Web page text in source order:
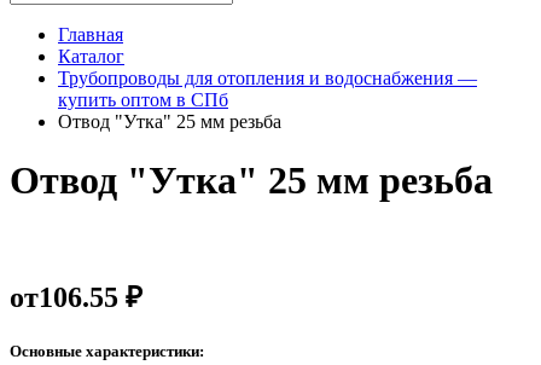
Главная
Каталог
Трубопроводы для отопления и водоснабжения —
купить оптом в СПб
Отвод "Утка" 25 мм резьба
Отвод "Утка" 25 мм резьба
от106.55 ₽
Основные характеристики: